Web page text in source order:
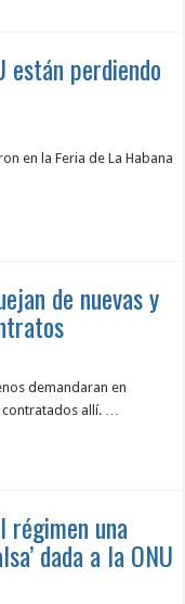
están perdiendo
en la Feria de La Habana
de nuevas y
demandaran en
contratados allí. …
régimen una
dada a la ONU